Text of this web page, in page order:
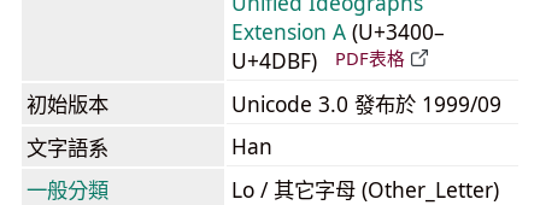
Extension A (U+3400–
U+4DBF)
PDF表格
初始版本
Unicode 3.0 發布於 1999/09
文字語系
Han
一般分類
Lo / 其它字母 (Other_Letter)